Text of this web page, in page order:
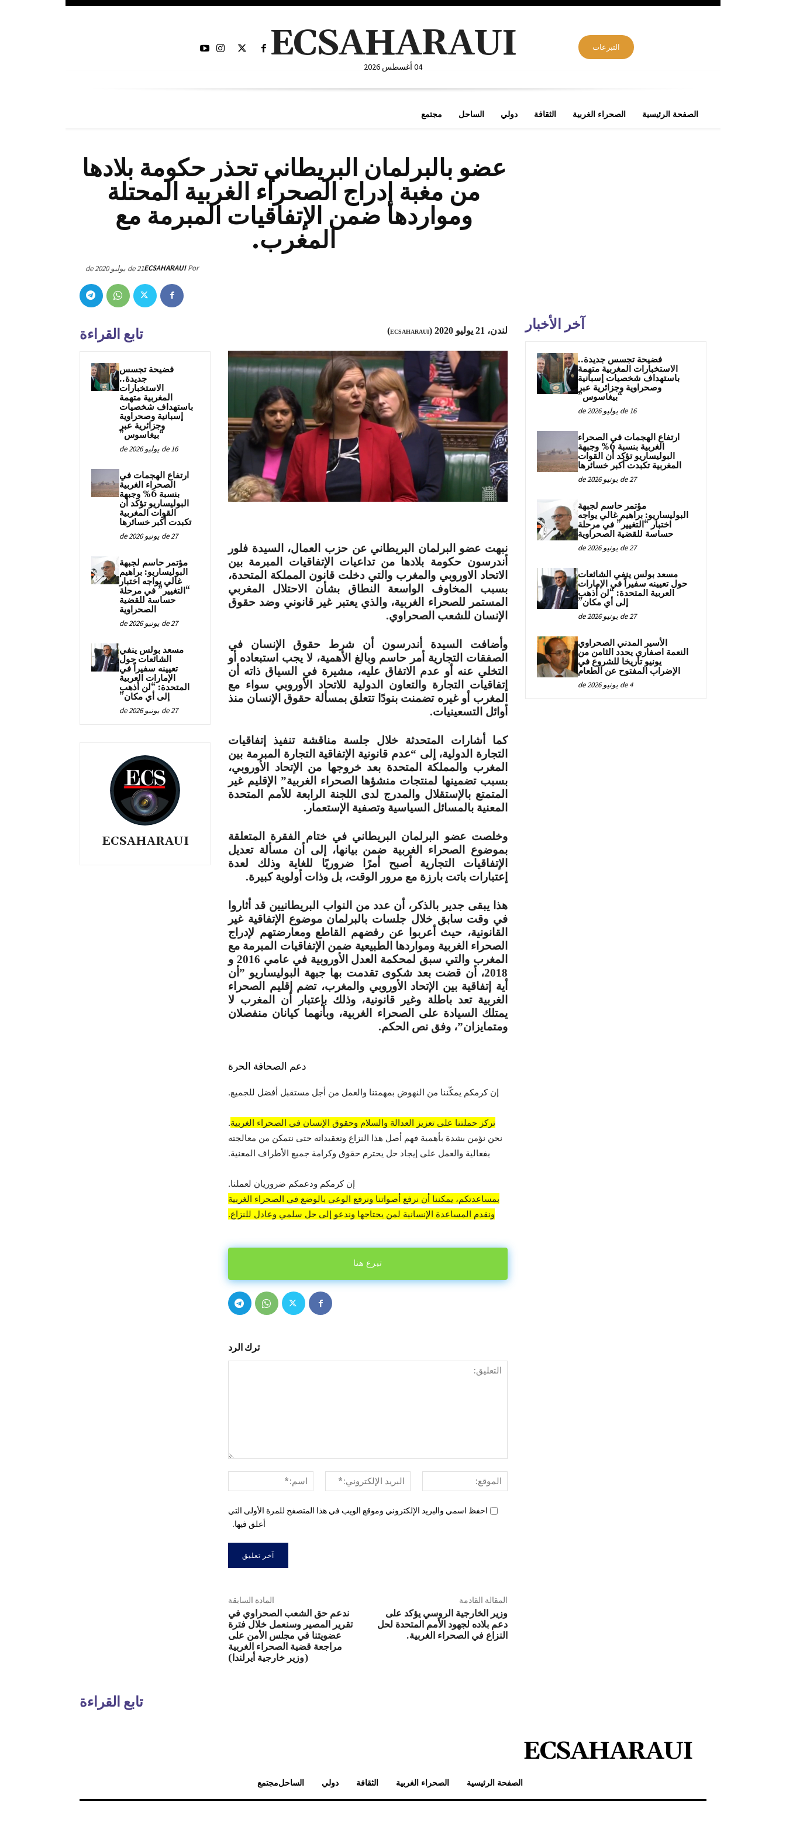
التبرعات ECSAHARAUI
04 أغسطس 2026
الصفحة الرئيسية الصحراء الغربية الثقافة دولي الساحل مجتمع
عضو بالبرلمان البريطاني تحذر حكومة بلادها
من مغبة إدراج الصحراء الغربية المحتلة
ومواردها ضمن الإتفاقيات المبرمة مع
المغرب.
Por
ECSAHARAUI21 de يوليو de 2020
تابع القراءة
فضيحة تجسس
جديدة..
الاستخبارات
المغربية متهمة
باستهداف شخصيات
إسبانية وصحراوية
وجزائرية عبر
“بيغاسوس”
16 de يوليو de 2026
ارتفاع الهجمات في
الصحراء الغربية
بنسبة 6% وجبهة
البوليساريو تؤكد أن
القوات المغربية
تكبدت أكبر خسائرها
27 de يونيو de 2026
مؤتمر حاسم لجبهة
البوليساريو: براهيم
غالي يواجه اختبار
“التغيير” في مرحلة
حساسة للقضية
الصحراوية
27 de يونيو de 2026
مسعد بولس ينفي
الشائعات حول
تعيينه سفيراً في
الإمارات العربية
المتحدة: “لن أذهب
إلى أي مكان”
27 de يونيو de 2026
ECSAHARAUI
لندن، 21 يوليو 2020 ( ECSAHARAUI
)
نبهت عضو البرلمان البريطاني عن حزب العمال، السيدة فلور
أندرسون حكومة بلادها من تداعيات الإتفاقيات المبرمة بين
الاتحاد الاوروبي والمغرب والتي دخلت قانون المملكة المتحدة،
بسبب المخاوف الواسعة النطاق بشأن الاحتلال المغربي
المستمر للصحراء الغربية، والذي يعتبر غير قانوني وضد حقوق
الإنسان للشعب الصحراوي.
وأضافت السيدة أندرسون أن شرط حقوق الإنسان في
الصفقات التجارية أمر حاسم وبالغ الأهمية، لا يجب استبعاده أو
التخلي عنه أو عدم الاتفاق عليه، مشيرة في السياق ذاته أن
إتفاقيات التجارة والتعاون الدولية للاتحاد الأوروبي سواء مع
المغرب أو غيره تضمنت بنودًا تتعلق بمسألة حقوق الإنسان منذ
أوائل التسعينيات.
كما أشارات المتحدثة خلال جلسة مناقشة تنفيذ إتفاقيات
التجارة الدولية، إلى “عدم قانونية الإتفاقية التجارة المبرمة بين
المغرب والمملكة المتحدة بعد خروجها من الإتحاد الأوروبي،
بسبب تضمينها لمنتجات منشؤها الصحراء الغربية” الإقليم غير
المتمتع بالإستقلال والمدرج لدى اللجنة الرابعة للأمم المتحدة
المعنية بالمسائل السياسية وتصفية الإستعمار.
وخلصت عضو البرلمان البريطاني في ختام الفقرة المتعلقة
بموضوع الصحراء الغربية ضمن بيانها، إلى أن مسألة تعديل
الإتفاقيات التجارية أصبح أمرًا ضروريًا للغاية وذلك لعدة
إعتبارات باتت بارزة مع مرور الوقت، بل وذات أولوية كبيرة.
هذا يبقى جدير بالذكر، أن عدد من النواب البريطانيين قد أثاروا
في وقت سابق خلال جلسات بالبرلمان موضوع الإتفاقية غير
القانونية، حيث أعربوا عن رفضهم القاطع ومعارضتهم لإدراج
الصحراء الغربية ومواردها الطبيعية ضمن الإتفاقيات المبرمة مع
المغرب والتي سبق لمحكمة العدل الأوروبية في عامي 2016 و
2018، أن قضت بعد شكوى تقدمت بها جبهة البوليساريو ”أن
أية إتفاقية بين الإتحاد الأوروبي والمغرب، تضم إقليم الصحراء
الغربية تعد باطلة وغير قانونية، وذلك بإعتبار أن المغرب لا
يمتلك السيادة على الصحراء الغربية، وبأنهما كيانان منفصلان
ومتمايزان”، وفق نص الحكم.
دعم الصحافة الحرة
إن كرمكم يمكّننا من النهوض بمهمتنا والعمل من أجل مستقبل أفضل للجميع.
تركز حملتنا على تعزيز العدالة والسلام وحقوق الإنسان في الصحراء الغربية.
نحن نؤمن بشدة بأهمية فهم أصل هذا النزاع وتعقيداته حتى نتمكن من معالجته
بفعالية والعمل على إيجاد حل يحترم حقوق وكرامة جميع الأطراف المعنية.
إن كرمكم ودعمكم ضروريان لعملنا.
بمساعدتكم، يمكننا أن نرفع أصواتنا ونرفع الوعي بالوضع في الصحراء الغربية
ونقدم المساعدة الإنسانية لمن يحتاجها وندعو إلى حل سلمي وعادل للنزاع.
تبرع هنا
ترك الرد
الإلكتروني:*
الموقع:
احفظ اسمي والبريد الإلكتروني وموقع الويب في هذا المتصفح للمرة الأولى التي
أعلق فيها.
المادة السابقة
ندعم حق الشعب الصحراوي في
تقرير المصير وسنعمل خلال فترة
عضويتنا في مجلس الأمن على
مراجعة قضية الصحراء الغربية
(وزير خارجية أيرلندا)
المقالة القادمة
وزير الخارجية الروسي يؤكد على
دعم بلاده لجهود الأمم المتحدة لحل
النزاع في الصحراء الغربية.
تابع القراءة
آخر الأخبار
فضيحة تجسس جديدة..
الاستخبارات المغربية متهمة
باستهداف شخصيات إسبانية
وصحراوية وجزائرية عبر
“بيغاسوس”
16 de يوليو de 2026
ارتفاع الهجمات في الصحراء
الغربية بنسبة 6% وجبهة
البوليساريو تؤكد أن القوات
المغربية تكبدت أكبر خسائرها
27 de يونيو de 2026
مؤتمر حاسم لجبهة
البوليساريو: براهيم غالي يواجه
اختبار “التغيير” في مرحلة
حساسة للقضية الصحراوية
27 de يونيو de 2026
مسعد بولس ينفي الشائعات
حول تعيينه سفيراً في الإمارات
العربية المتحدة: “لن أذهب
إلى أي مكان”
27 de يونيو de 2026
الأسير المدني الصحراوي
النعمة اصفاري يحدد الثامن من
يونيو تاريخا للشروع في
الإضراب المفتوح عن الطعام
4 de يونيو de 2026
ECSAHARAUI
الصفحة الرئيسية الصحراء الغربية الثقافة دولي الساحلمجتمع